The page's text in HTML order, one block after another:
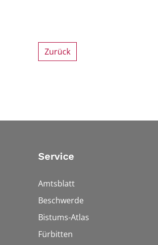
Zurück
Service
Amtsblatt
Beschwerde
Bistums-Atlas
Fürbitten